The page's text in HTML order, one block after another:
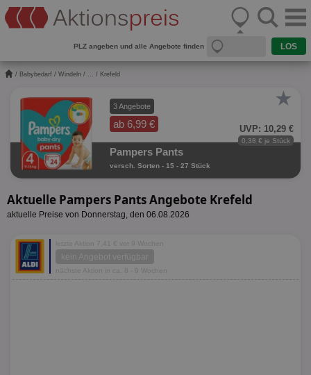
PLZ angeben und alle Angebote finden
/ Babybedarf / Windeln / ... / Krefeld
3 Angebote
ab 6,99 €
★
UVP: 10,29 €
0,38 € je Stück
Pampers Pants
versch. Sorten - 15 - 27 Stück
Aktuelle Pampers Pants Angebote Krefeld
aktuelle Preise von Donnerstag, den 06.08.2026
letzte Aktion 7,41 € vor 9 Wochen
kein Angebot verfügbar
nächste Aktion in ca. 8 - 9 Wochen